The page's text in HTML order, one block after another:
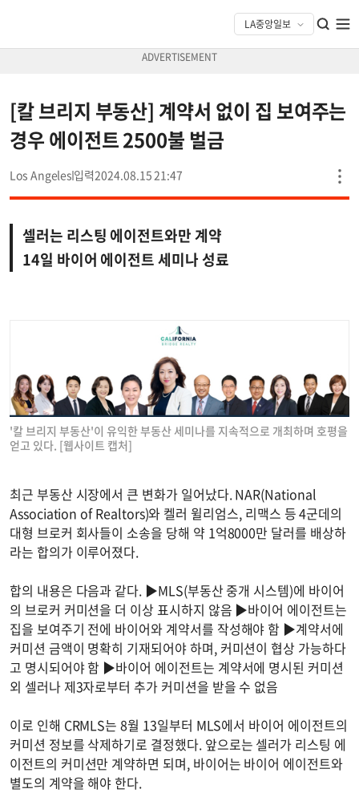
[칼 브리지 부동산] 계약서 없이 집 보여주는
경우 에이전트 2500불 벌금
Los Angeles 2024.08.15 21:47
셀러는 리스팅 에이전트와만 계약
14일 바이어 에이전트 세미나 성료
'칼 브리지 부동산'이 유익한 부동산 세미나를 지속적으로 개최하며 호평을
얻고 있다. [웹사이트 캡처]
최근 부동산 시장에서 큰 변화가 일어났다. NAR(National
Association of Realtors)와 켈러 윌리엄스, 리맥스 등 4군데의
대형 브로커 회사들이 소송을 당해 약 1억8000만 달러를 배상하
라는 합의가 이루어졌다.
합의 내용은 다음과 같다. ▶MLS(부동산 중개 시스템)에 바이어
의 브로커 커미션을 더 이상 표시하지 않음 ▶바이어 에이전트는
집을 보여주기 전에 바이어와 계약서를 작성해야 함 ▶계약서에
커미션 금액이 명확히 기재되어야 하며, 커미션이 협상 가능하다
고 명시되어야 함 ▶바이어 에이전트는 계약서에 명시된 커미션
외 셀러나 제3자로부터 추가 커미션을 받을 수 없음
이로 인해 CRMLS는 8월 13일부터 MLS에서 바이어 에이전트의
커미션 정보를 삭제하기로 결정했다. 앞으로는 셀러가 리스팅 에
이전트의 커미션만 계약하면 되며, 바이어는 바이어 에이전트와
별도의 계약을 해야 한다.